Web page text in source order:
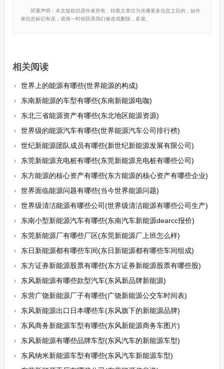
郑重声明：本文版权归原作者所有，转载文章仅为传播更多信息之目的，如作
者信息标记有误，请第一时候联系我们修改或删除，多谢。
相关阅读
世界上的能源有哪些(世界能源的构成)
东南新能源的车型有哪些(东南新能源电咖)
东北三省能源资产有哪些(东北地区能源资源)
世界级的能源汽车有哪些(世界能源汽车公司排行榜)
世纪新能源团队成员有哪些(新世纪新能源发展有限公司)
东莞新能源充电桩有哪些(东莞新能源充电桩有哪些公司)
东方能源的核心资产有哪些(东方能源的核心资产有哪些企业)
世界面临能源问题有哪些(当今世界能源问题)
世界级清洁能源有哪些公司(世界级清洁能源有哪些公司生产)
东南小型新能源汽车有哪些(东南汽车新能源dearcc报价)
东莞新能源厂有哪些厂区(东莞新能源厂上班怎么样)
东日新能源都有哪些车间(东日新能源都有哪些车间组成)
东方证券新能源股票有哪些(东方证券新能源股票有哪些股)
东风新能源有哪些款型汽车(东风新品牌新能源)
东营广饶新能源厂子有哪些(广饶新能源公交车时间表)
东风新能源出口日本哪些车(东风旗下的新能源品牌)
东风商务新能源车型有哪些(东风新能源商务车图片)
东风新能源有哪些品牌车型(东风汽车的新能源车型)
东风纳米新能源车型有哪些(东风汽车新能源车型)